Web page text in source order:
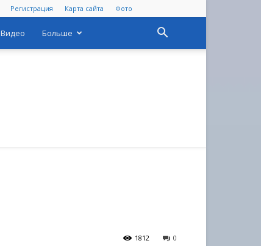
Регистрация Карта сайта Фото
Видео Больше
0
1812